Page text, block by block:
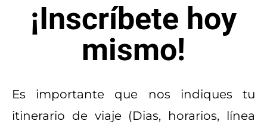
¡Inscríbete hoy
mismo!
Es importante que nos indiques tu
itinerario de viaje (Dias, horarios, línea